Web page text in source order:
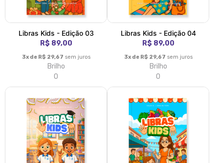
Libras Kids - Edição 03
R$ 89,00
3x de R$ 29,67 sem juros
Brilho
0
Libras Kids - Edição 04
R$ 89,00
3x de R$ 29,67 sem juros
Brilho
0